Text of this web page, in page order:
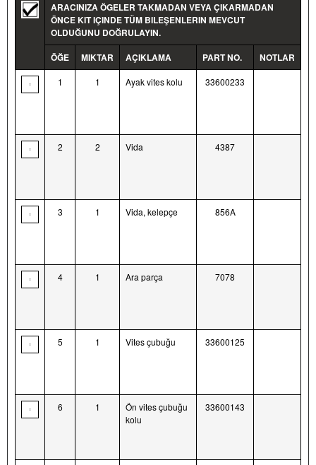
ARACINIZA ÖGELER TAKMADAN VEYA ÇIKARMADAN
ÖNCE KIT IÇINDE TÜM BILEŞENLERIN MEVCUT
OLDUĞUNU DOĞRULAYIN.
ÖĞE
MIKTAR AÇIKLAMA PART NO. NOTLAR
1 1 Ayak vites kolu 33600233
2 2 Vida 4387
3 1 Vida, kelepçe 856A
4 1 Ara parça 7078
5 1 Vites çubuğu 33600125
6 1
Ön vites çubuğu
kolu
33600143